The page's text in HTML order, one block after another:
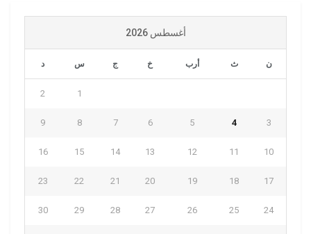
أغسطس 2026
ن ث أرب خ ج س د
1
2
3
4
5
6
7
8
9
10
11
12
13
14
15
16
17
18
19
20
21
22
23
24
25
26
27
28
29
30